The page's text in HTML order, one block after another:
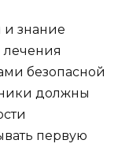
знание
безопасной
должны
первую